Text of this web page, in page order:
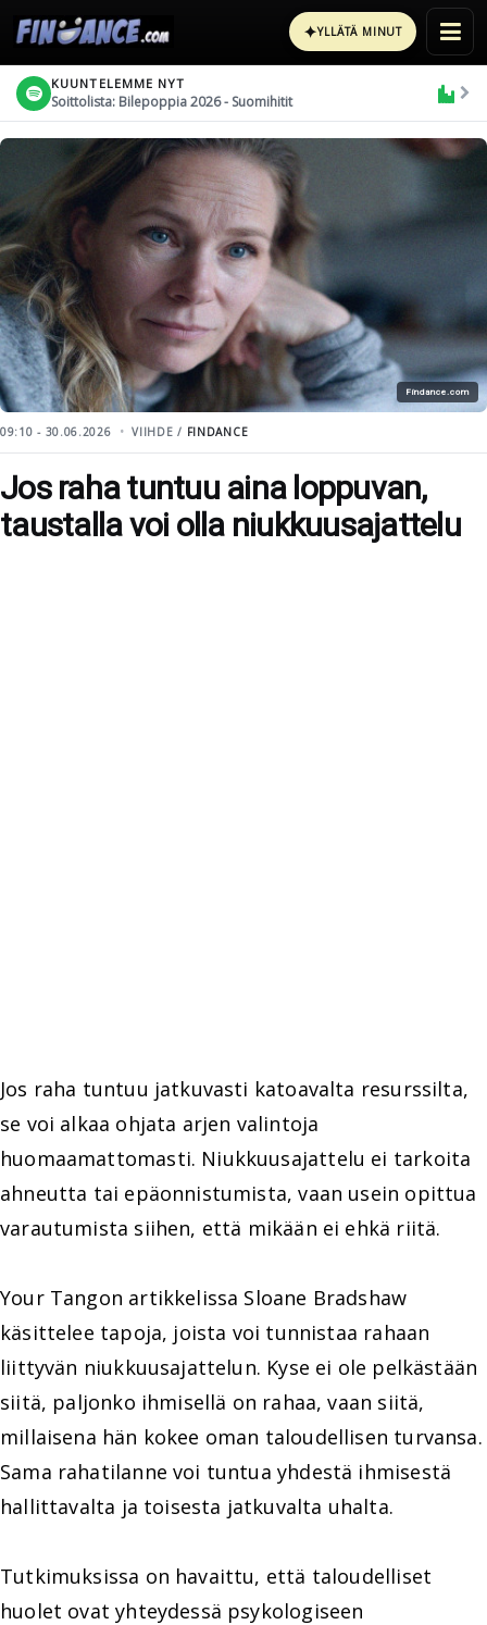
✦YLLÄTÄ MINUT
KUUNTELEMME NYT
Soittolista: Bilepoppia 2026 - Suomihitit
Findance.com
09:10 - 30.06.2026 VIIHDE / FINDANCE
Jos raha tuntuu aina loppuvan,
taustalla voi olla niukkuusajattelu
Jos raha tuntuu jatkuvasti katoavalta resurssilta,
se voi alkaa ohjata arjen valintoja
huomaamattomasti. Niukkuusajattelu ei tarkoita
ahneutta tai epäonnistumista, vaan usein opittua
varautumista siihen, että mikään ei ehkä riitä.
Your Tangon artikkelissa Sloane Bradshaw
käsittelee tapoja, joista voi tunnistaa rahaan
liittyvän niukkuusajattelun. Kyse ei ole pelkästään
siitä, paljonko ihmisellä on rahaa, vaan siitä,
millaisena hän kokee oman taloudellisen turvansa.
Sama rahatilanne voi tuntua yhdestä ihmisestä
hallittavalta ja toisesta jatkuvalta uhalta.
Tutkimuksissa on havaittu, että taloudelliset
huolet ovat yhteydessä psykologiseen